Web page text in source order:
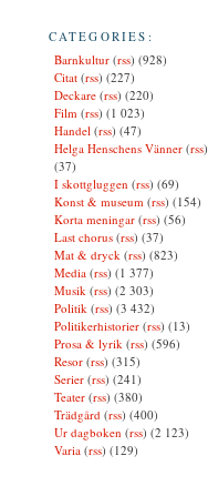
CATEGORIES:
Barnkultur(rss) (928)
Citat(rss) (227)
Deckare(rss) (220)
Film(rss) (1 023)
Handel(rss) (47)
Helga Henschens Vänner(rss)
(37)
I skottgluggen (rss) (69)
Konst & museum(rss) (154)
Korta meningar(rss) (56)
Last chorus(rss) (37)
Mat & dryck(rss) (823)
Media(rss) (1 377)
Musik(rss) (2 303)
Politik(rss) (3 432)
Politikerhistorier(rss) (13)
Prosa & lyrik(rss) (596)
Resor(rss) (315)
Serier(rss) (241)
Teater(rss) (380)
Trädgård(rss) (400)
Ur dagboken (rss) (2 123)
Varia(rss) (129)